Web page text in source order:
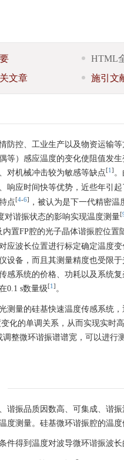
HTML
文章
施引文
防控、工业生产以及物资运输
等）感应温度的变化使阻值发
对机械冲击较为敏感等缺点[1 ]
响应时间快等优势，近些年引
点[4-6] ，被认为是下一代精密
对谐振状态的影响实现温度测量[
置FP腔的光子晶体谐振腔位
应波长位置进行标定确定温度
设备，而且其测量精度也受限
感系统的价格、功耗以及系统
0.1 s数量级[1 ] 。
测量的硅基快速温度传感系统
化的单调关系，从而实现实时
整微环谐振谱谱宽，可以进
谐振品质因数高、可集成、谐
度测量。硅基微环谐振腔的温
件得到温度对波导微环谐振波